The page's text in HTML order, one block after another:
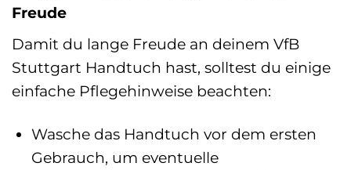
Freude
Damit du lange Freude an deinem VfB
Stuttgart Handtuch hast, solltest du einige
einfache Pflegehinweise beachten:
Wasche das Handtuch vor dem ersten
Gebrauch, um eventuelle